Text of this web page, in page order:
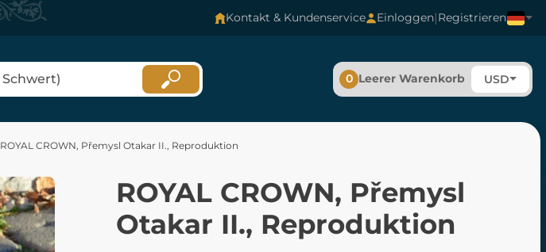
Kontakt & Kundenservice Einloggen|Registrieren
0 Leerer Warenkorb USD
ROYAL CROWN, Přemysl Otakar II., Reproduktion
ROYAL CROWN, Přemysl
Otakar II., Reproduktion